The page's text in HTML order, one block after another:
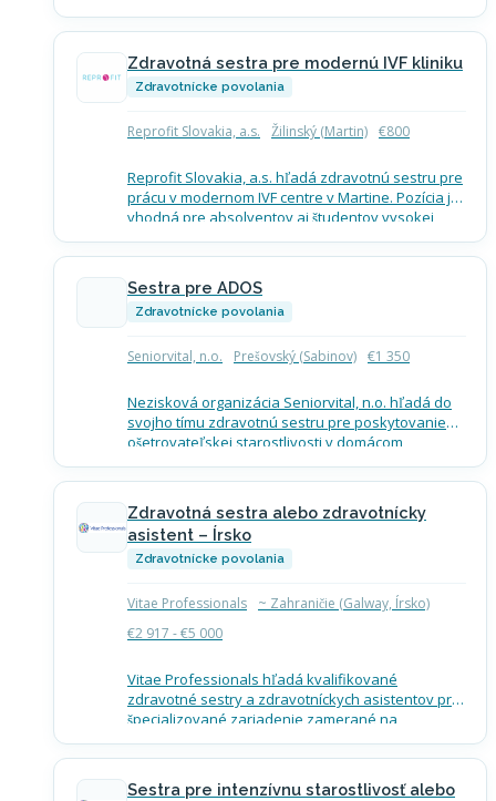
Termín nástupu: ASAP Mzdové podmienky
(brutto): lekár so špecializáciou kardiológia od
6000,-…
Zdravotná sestra pre modernú IVF kliniku
Zdravotnícke povolania
Reprofit Slovakia, a.s. Žilinský (Martin) €800
Reprofit Slovakia, a.s. hľadá zdravotnú sestru pre
prácu v modernom IVF centre v Martine. Pozícia je
vhodná pre absolventov aj študentov vysokej
školy so vzdelaním v odbore všeobecná sestra.
Náplň…
Sestra pre ADOS
Zdravotnícke povolania
Seniorvital, n.o. Prešovský (Sabinov) €1 350
Nezisková organizácia Seniorvital, n.o. hľadá do
svojho tímu zdravotnú sestru pre poskytovanie
ošetrovateľskej starostlivosti v domácom
prostredí pacientov v meste Sabinov. Náplň práce
Poskytovanie odbornej ošetrovateľskej
starostlivosti pacientom v ich…
Zdravotná sestra alebo zdravotnícky
asistent – Írsko
Zdravotnícke povolania
Vitae Professionals
~ Zahraničie (Galway, Írsko)
€2 917 - €5 000
Vitae Professionals hľadá kvalifikované
zdravotné sestry a zdravotníckych asistentov pre
špecializované zariadenie zamerané na
rehabilitáciu, geriatrickú starostlivosť a
komplexnú starostlivosť neďaleko centra mesta
Galway v Írsku. Čo ponuka zahŕňa Mzda…
Sestra pre intenzívnu starostlivosť alebo